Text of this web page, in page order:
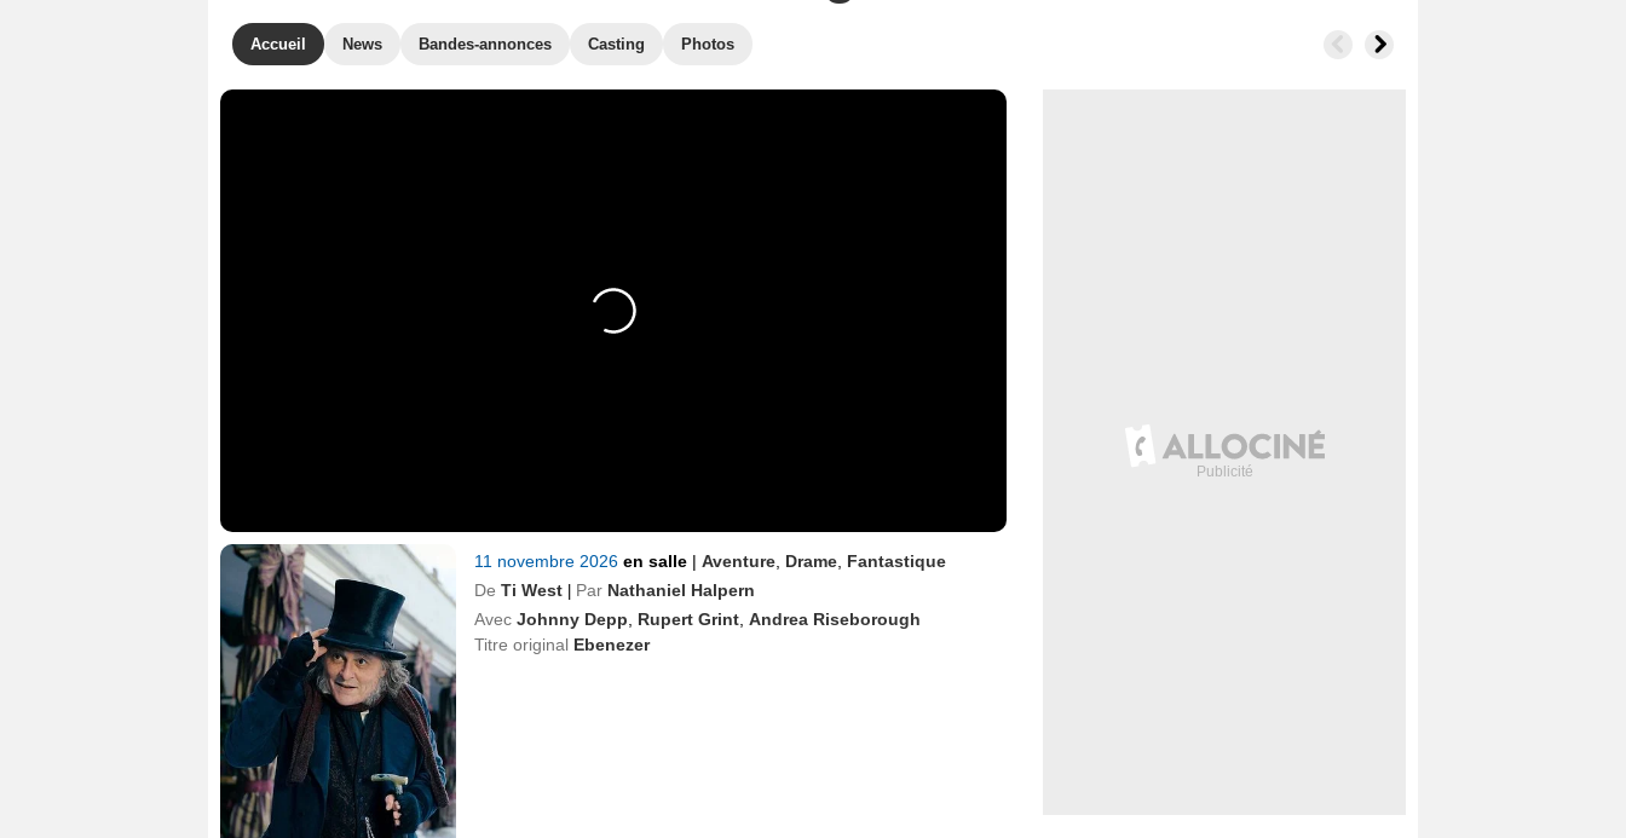
Accueil News Bandes-annonces Casting Photos
11 novembre 2026 en salle | Aventure Drame Fantastique
De Ti West | Par Nathaniel Halpern
Avec Johnny Depp Rupert Grint Andrea Riseborough
Titre original Ebenezer